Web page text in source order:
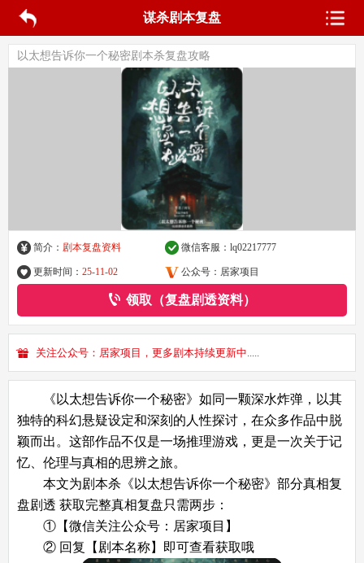
谋杀剧本复盘
以太想告诉你一个秘密剧本杀复盘攻略
简介： 剧本复盘资料 微信客服：lq02217777
更新时间： 25-11-02 公众号：居家项目
领取（复盘剧透资料）
关注公众号：居家项目，更多剧本持续更新中.....
《以太想告诉你一个秘密》如同一颗深水炸弹，以其
独特的科幻悬疑设定和深刻的人性探讨，在众多作品中脱
颖而出。这部作品不仅是一场推理游戏，更是一次关于记
忆、伦理与真相的思辨之旅。
本文为剧本杀《以太想告诉你一个秘密》部分真相复
盘剧透 获取完整真相复盘只需两步：
①【微信关注公众号：居家项目】
② 回复【剧本名称】即可查看获取哦